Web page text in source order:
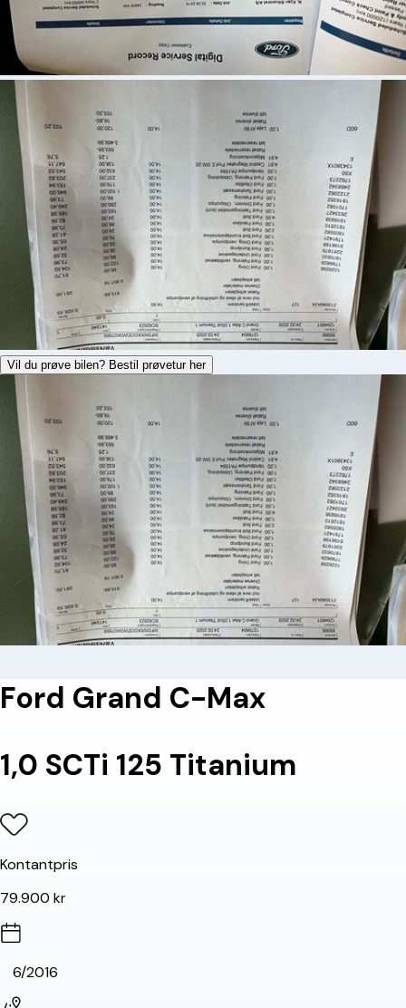
Vil du prøve bilen? Bestil prøvetur her
Ford Grand C-Max
1,0 SCTi 125 Titanium
Kontantpris
79.900 kr
6/2016